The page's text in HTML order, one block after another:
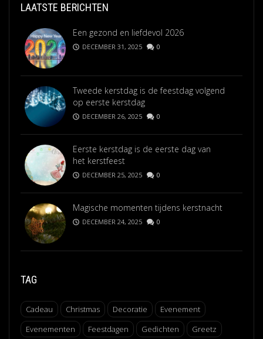
LAATSTE BERICHTEN
Een gezond en liefdevol 2026
DECEMBER 31, 2025 0
Tweede kerstdag is de feestdag volgend
op eerste kerstdag
DECEMBER 26, 2025 0
Eerste kerstdag is de eerste dag van
het kerstfeest
DECEMBER 25, 2025 0
Magische momenten tijdens kerstnacht
DECEMBER 24, 2025 0
TAG
Cadeau Christmas Decoratie
Evenement
Evenementen
Feestdagen Gedichten Greetz